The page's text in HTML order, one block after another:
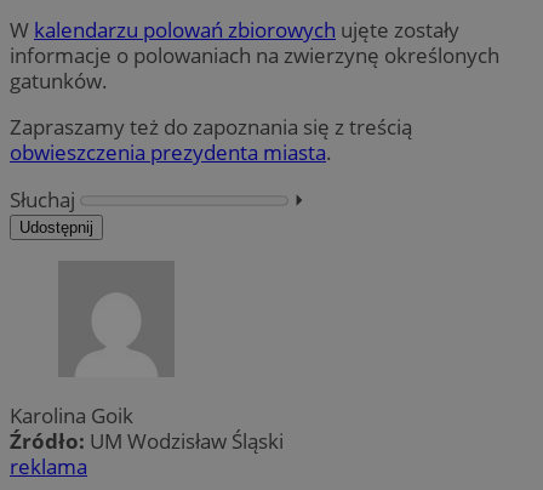
W kalendarzu polowań zbiorowych ujęte zostały
informacje o polowaniach na zwierzynę określonych
gatunków.
Zapraszamy też do zapoznania się z treścią
obwieszczenia prezydenta miasta.
Słuchaj
⏵︎
Udostępnij
Karolina Goik
Źródło: UM Wodzisław Śląski
reklama